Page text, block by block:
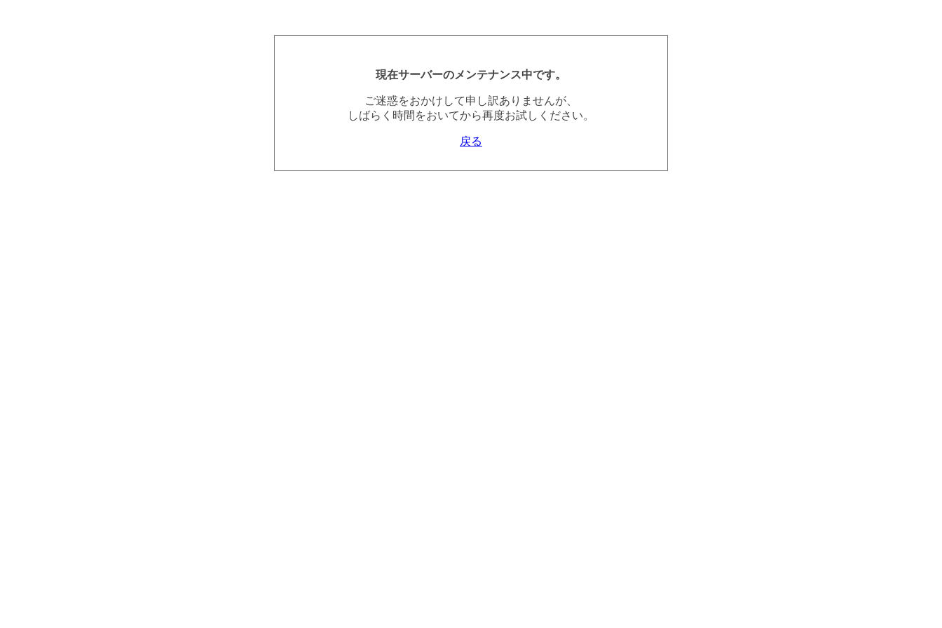
現在サーバーのメンテナンス中です。
ご迷惑をおかけして申し訳ありませんが、
しばらく時間をおいてから再度お試しください。
戻る